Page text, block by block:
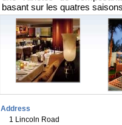
basant sur les quatres
Address
1 Lincoln Road